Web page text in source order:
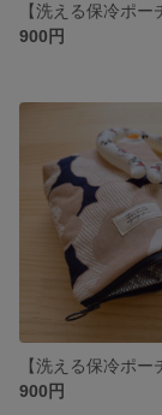
900円
900円